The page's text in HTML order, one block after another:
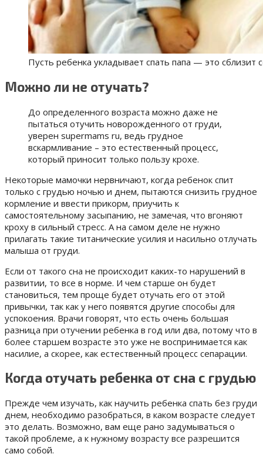
Пусть ребенка укладывает спать папа — это сблизит
Можно ли не отучать?
До определенного возраста можно даже не
пытаться отучить новорожденного от груди,
уверен supermams ru, ведь грудное
вскармливание – это естественный процесс,
который приносит только пользу крохе.
Некоторые мамочки нервничают, когда ребенок спит
только с грудью ночью и днем, пытаются снизить грудное
кормление и ввести прикорм, приучить к
самостоятельному засыпанию, не замечая, что вгоняют
кроху в сильный стресс. А на самом деле не нужно
прилагать такие титанические усилия и насильно отлучать
малыша от груди.
Если от такого сна не происходит каких-то нарушений в
развитии, то все в норме. И чем старше он будет
становиться, тем проще будет отучать его от этой
привычки, так как у него появятся другие способы для
успокоения. Врачи говорят, что есть очень большая
разница при отучении ребенка в год или два, потому что в
более старшем возрасте это уже не воспринимается как
насилие, а скорее, как естественный процесс сепарации.
Когда отучать ребенка от сна с грудью
Прежде чем изучать, как научить ребенка спать без груди
днем, необходимо разобраться, в каком возрасте следует
это делать. Возможно, вам еще рано задумываться о
такой проблеме, а к нужному возрасту все разрешится
само собой.